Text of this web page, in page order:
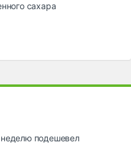
сахара
подешевел